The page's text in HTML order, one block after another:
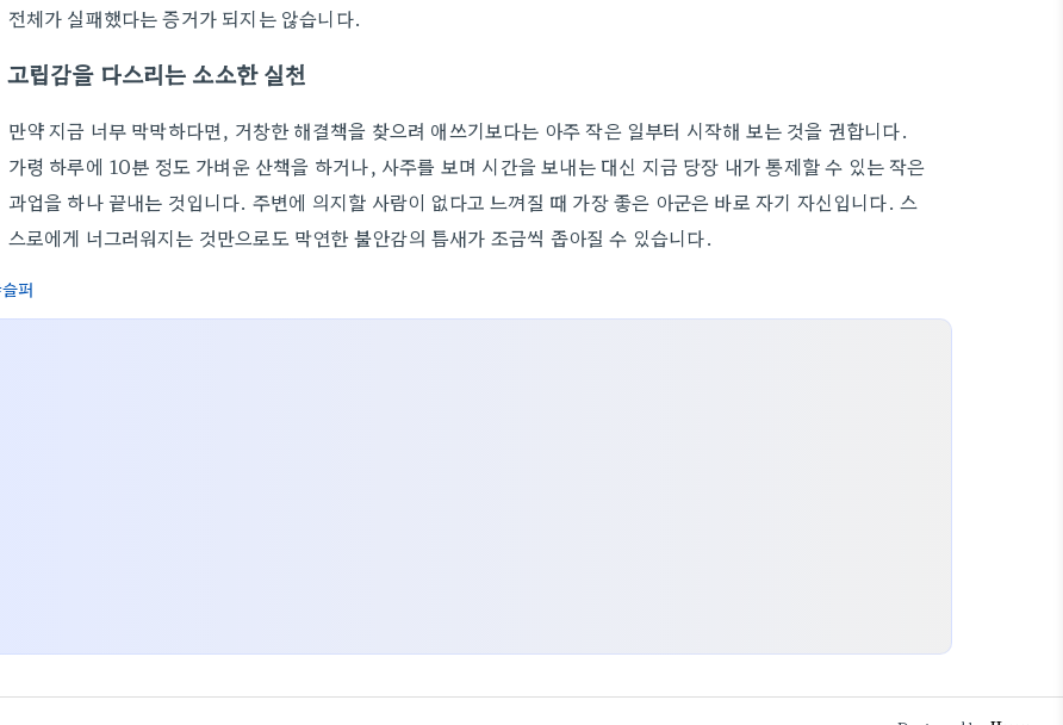
전체가 실패했다는 증거가 되지는 않습니다.
고립감을 다스리는 소소한 실천
만약 지금 너무 막막하다면, 거창한 해결책을 찾으려 애쓰기보다는 아주 작은 일부터 시작해 보는 것을 권합니다.
가령 하루에 10분 정도 가벼운 산책을 하거나, 사주를 보며 시간을 보내는 대신 지금 당장 내가 통제할 수 있는 작은
과업을 하나 끝내는 것입니다. 주변에 의지할 사람이 없다고 느껴질 때 가장 좋은 아군은 바로 자기 자신입니다. 스
스로에게 너그러워지는 것만으로도 막연한 불안감의 틈새가 조금씩 좁아질 수 있습니다.
슬퍼